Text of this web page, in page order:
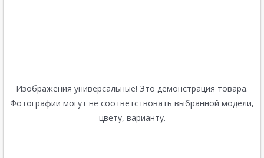
Изображения универсальные! Это демонстрация товара.
Фотографии могут не соответствовать выбранной модели,
цвету, варианту.